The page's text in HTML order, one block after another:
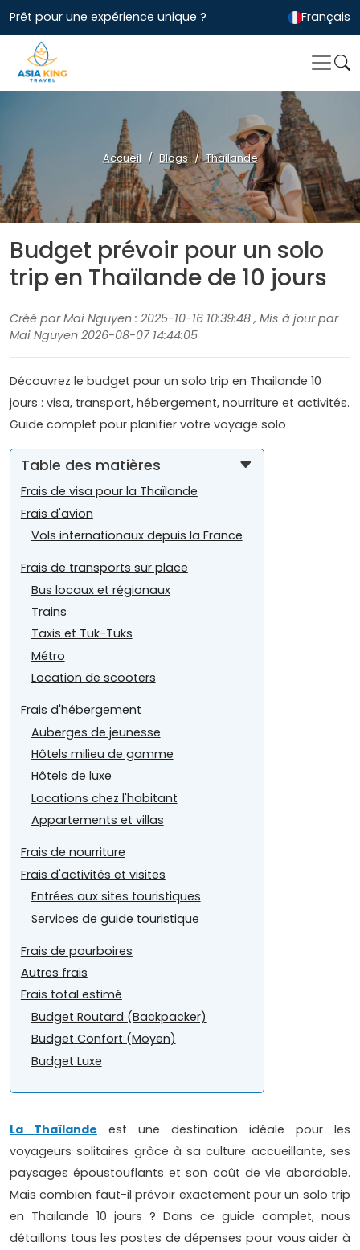
Prêt pour une expérience unique ? Français
Accueil Blogs Thailande
Budget prévoir pour un solo
trip en Thaïlande de 10 jours
Créé par Mai Nguyen : 2025-10-16 10:39:48 , Mis à jour par
Mai Nguyen 2026-08-07 14:44:05
Découvrez le budget pour un solo trip en Thailande 10
jours : visa, transport, hébergement, nourriture et activités.
Guide complet pour planifier votre voyage solo
Table des matières
Frais de visa pour la Thaïlande
Frais d'avion
Vols internationaux depuis la France
Frais de transports sur place
Bus locaux et régionaux
Trains
Taxis et Tuk-Tuks
Métro
Location de scooters
Frais d'hébergement
Auberges de jeunesse
Hôtels milieu de gamme
Hôtels de luxe
Locations chez l'habitant
Appartements et villas
Frais de nourriture
Frais d'activités et visites
Entrées aux sites touristiques
Services de guide touristique
Frais de pourboires
Autres frais
Frais total estimé
Budget Routard (Backpacker)
Budget Confort (Moyen)
Budget Luxe
La Thaïlande est une destination idéale pour les
voyageurs solitaires grâce à sa culture accueillante, ses
paysages époustouflants et son coût de vie abordable.
Mais combien faut-il prévoir exactement pour un solo trip
en Thailande 10 jours ? Dans ce guide complet, nous
détaillons tous les postes de dépenses pour vous aider à